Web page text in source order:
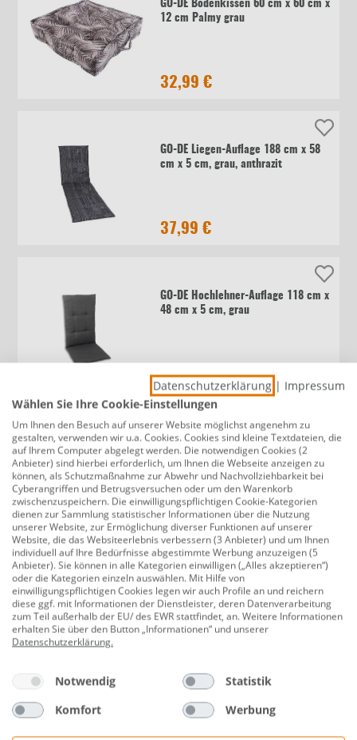
GO-DE Bodenkissen 60 cm x 60 cm x
12 cm Palmy grau
32,99 €
GO-DE Liegen-Auflage 188 cm x 58
cm x 5 cm, grau, anthrazit
37,99 €
GO-DE Hochlehner-Auflage 118 cm x
48 cm x 5 cm, grau
17,49 €
GO-DE Mittellehner-Auflage 108 cm
x 50 cm x 7 cm, grün
29,99 €
GO-DE Hochlehner-Auflage 118 cm x
48 cm x 5 cm, grau, anthrazit
GO-DE Loungekissen-Set für
Datenschutzerklärung | Impressum
Wählen Sie Ihre Cookie-Einstellungen
Um Ihnen den Besuch auf unserer Website möglichst angenehm zu
gestalten, verwenden wir u.a. Cookies. Cookies sind kleine Textdateien, die
auf Ihrem Computer abgelegt werden. Die notwendigen Cookies (2
Anbieter) sind hierbei erforderlich, um Ihnen die Webseite anzeigen zu
können, als Schutzmaßnahme zur Abwehr und Nachvollziehbarkeit bei
Cyberangriffen und Betrugsversuchen oder um den Warenkorb
zwischenzuspeichern. Die einwilligungspflichtigen Cookie-Kategorien
dienen zur Sammlung statistischer Informationen über die Nutzung
unserer Website, zur Ermöglichung diverser Funktionen auf unserer
Website, die das Websiteerlebnis verbessern (3 Anbieter) und um Ihnen
individuell auf Ihre Bedürfnisse abgestimmte Werbung anzuzeigen (5
Anbieter). Sie können in alle Kategorien einwilligen („Alles akzeptieren“)
oder die Kategorien einzeln auswählen. Mit Hilfe von
einwilligungspflichtigen Cookies legen wir auch Profile an und reichern
diese ggf. mit Informationen der Dienstleister, deren Datenverarbeitung
zum Teil außerhalb der EU/ des EWR stattfindet, an. Weitere Informationen
erhalten Sie über den Button „Informationen“ und unserer
Datenschutzerklärung.
Notwendig
Statistik
Komfort
Werbung